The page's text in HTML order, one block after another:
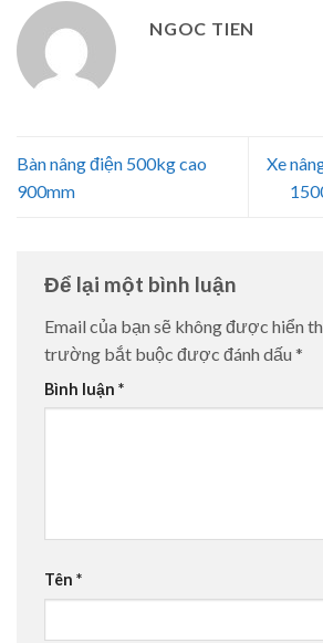
NGOC TIEN
Bàn nâng điện 500kg cao
900mm
Xe
Để lại một bình luận
Email của bạn sẽ không được hiển
trường bắt buộc được đánh dấu *
Bình luận *
Tên *